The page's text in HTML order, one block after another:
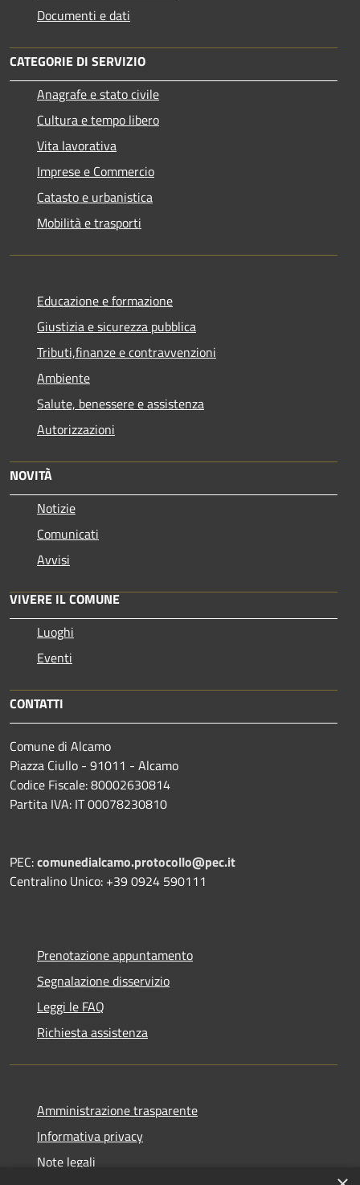
Documenti e dati
CATEGORIE DI SERVIZIO
Anagrafe e stato civile
Cultura e tempo libero
Vita lavorativa
Imprese e Commercio
Catasto e urbanistica
Mobilità e trasporti
Educazione e formazione
Giustizia e sicurezza pubblica
Tributi,finanze e contravvenzioni
Ambiente
Salute, benessere e assistenza
Autorizzazioni
NOVITÀ
Notizie
Comunicati
Avvisi
VIVERE IL COMUNE
Luoghi
Eventi
CONTATTI
Comune di Alcamo
Piazza Ciullo - 91011 - Alcamo
Codice Fiscale: 80002630814
Partita IVA: IT 00078230810
PEC:comunedialcamo.protocollo@pec.it
Centralino Unico: +39 0924 590111
Prenotazione appuntamento
Segnalazione disservizio
Leggi le FAQ
Richiesta assistenza
Amministrazione trasparente
Informativa privacy
Note legali